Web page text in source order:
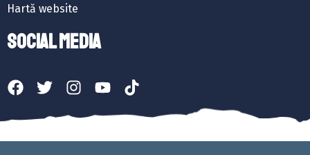
Hartă website
SOCIAL MEDIA